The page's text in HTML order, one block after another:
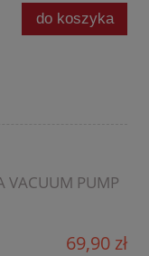
do koszyka
VACUUM PUMP
69,90 zł